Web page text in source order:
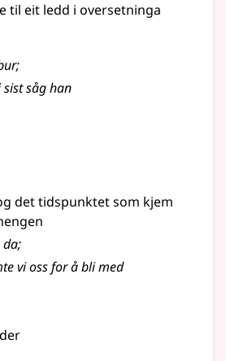
til eit ledd i oversetninga
;
såg han
det tidspunktet som kjem
da;
vi oss for å bli med